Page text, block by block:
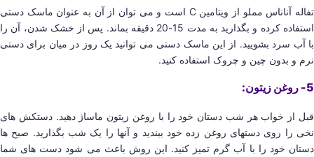
تفاله آناناس مملو از ویتامین C است و می توان از آن به عنوان ماسک دستی
استفاده کرده و بگذارید به مدت 15-20 دقیقه بماند. پس از خشک شدن، آن را
با آب سرد بشویید. از این ماسک دستی می توانید یک روز در میان برای دستی
نرم و بدون چین و چروک استفاده کنید.
5- روغن زیتون:
قبل از خواب هر شب دستان خود را با روغن زیتون ماساژ دهید. دستکش های
نخی را روی دستهای روغن زده خود ببندید و آنها را یک شب بگذارید. صبح ها
دستان خود را با آب گرم تمیز کنید. این روش باعث می شود دست های شما